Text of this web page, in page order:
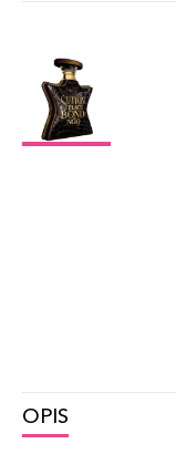
OPIS